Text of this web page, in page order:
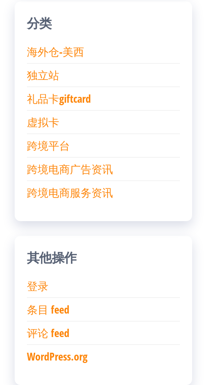
分类
海外仓-美西
独立站
礼品卡giftcard
虚拟卡
跨境平台
跨境电商广告资讯
跨境电商服务资讯
其他操作
登录
条目 feed
评论 feed
WordPress.org